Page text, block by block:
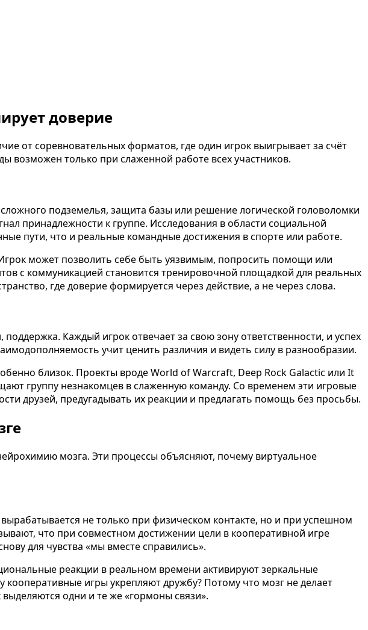
доверие
от соревновательных форматов, где один игрок выигрывает за счёт
возможен только при слаженной работе всех участников.
подземелья, защита базы или решение логической головоломки
принадлежности к группе. Исследования в области социальной
пути, что и реальные командные достижения в спорте или работе.
может позволить себе быть уязвимым, попросить помощи или
с коммуникацией становится тренировочной площадкой для реальных
где доверие формируется через действие, а не через слова.
Каждый игрок отвечает за свою зону ответственности, и успех
учит ценить различия и видеть силу в разнообразии.
близок. Проекты вроде World of Warcraft, Deep Rock Galactic или It
группу незнакомцев в слаженную команду. Со временем эти игровые
друзей, предугадывать их реакции и предлагать помощь без просьбы.
мозга. Эти процессы объясняют, почему виртуальное
не только при физическом контакте, но и при успешном
что при совместном достижении цели в кооперативной игре
для чувства «мы вместе справились».
реакции в реальном времени активируют зеркальные
игры укрепляют дружбу? Потому что мозг не делает
одни и те же «гормоны связи».